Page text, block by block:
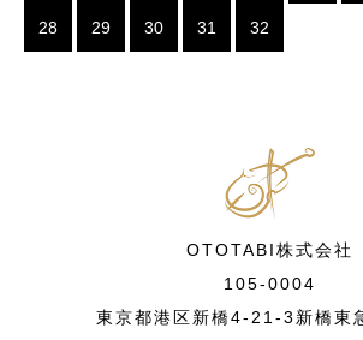
28 29 30 31 32
OTOTABI株式会社
105-0004
東京都港区新橋4-21-3新橋東